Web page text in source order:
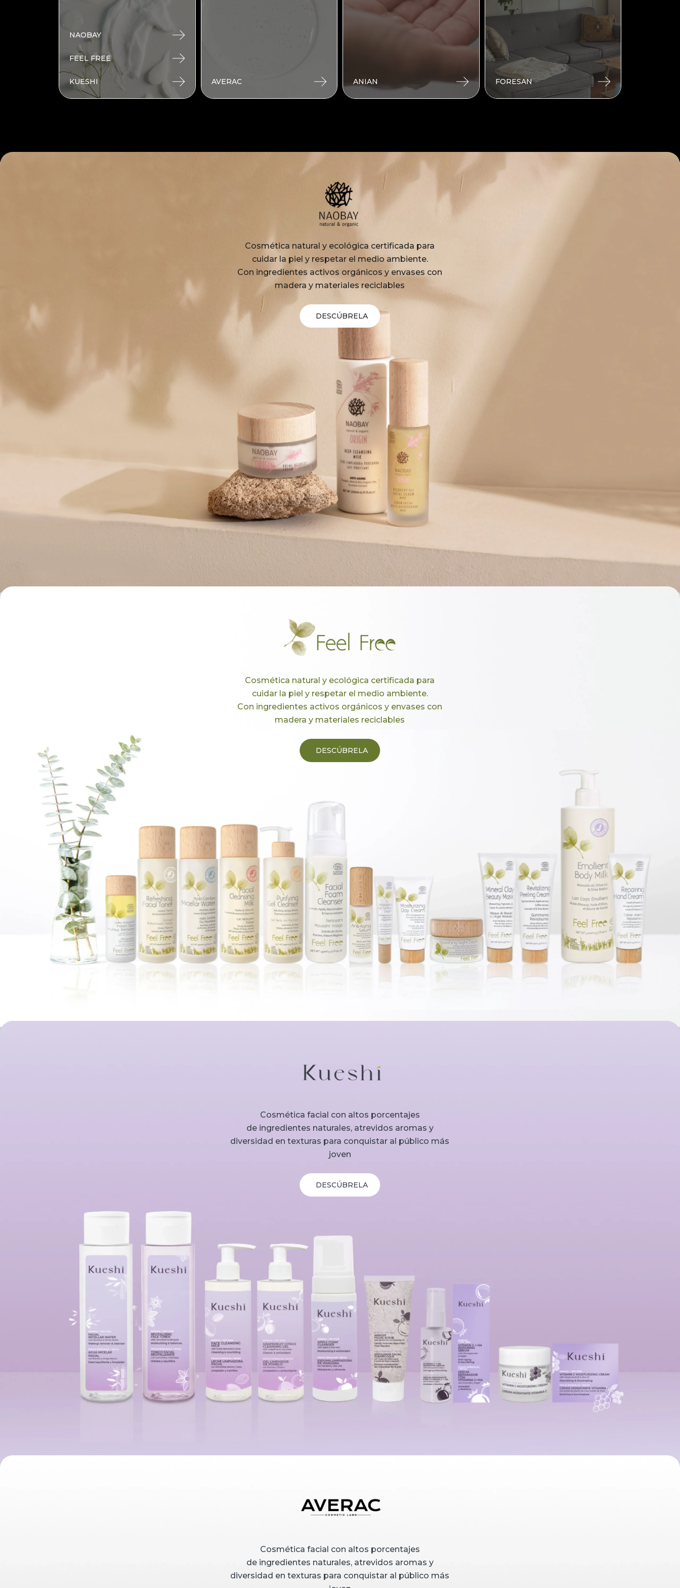
NAOBAY
FEEL FREE
KUESHI AVERAC ANIAN FORESAN
Cosmética natural y ecológica certificada para
cuidar la piel y respetar el medio ambiente.
Con ingredientes activos orgánicos y envases con
madera y materiales reciclables
DESCÚBRELA
Cosmética natural y ecológica certificada para
cuidar la piel y respetar el medio ambiente.
Con ingredientes activos orgánicos y envases con
madera y materiales reciclables
DESCÚBRELA
Cosmética facial con altos porcentajes
de ingredientes naturales, atrevidos aromas y
diversidad en texturas para conquistar al público más
joven​
DESCÚBRELA
Cosmética facial con altos porcentajes
de ingredientes naturales, atrevidos aromas y
diversidad en texturas para conquistar al público más